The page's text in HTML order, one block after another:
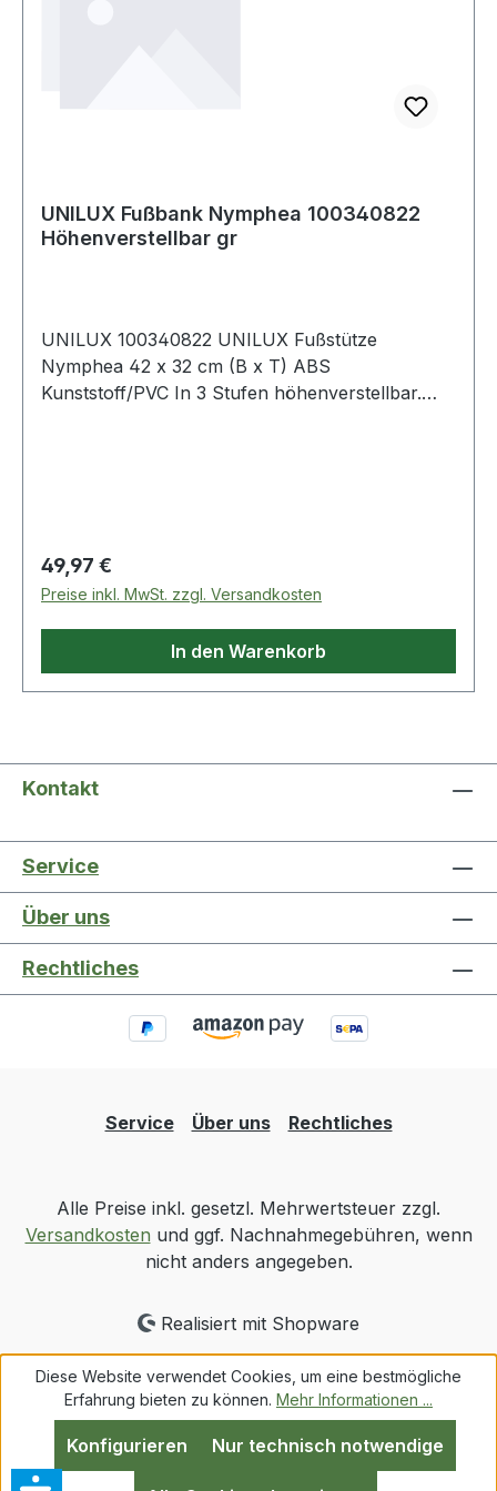
UNILUX Fußbank Nymphea 100340822
Höhenverstellbar gr
UNILUX 100340822 UNILUX Fußstütze
Nymphea 42 x 32 cm (B x T) ABS
Kunststoff/PVC In 3 Stufen höhenverstellbar.
Regulärer Preis:
49,97 €
Preise inkl. MwSt. zzgl. Versandkosten
In den Warenkorb
Kontakt
Service
Über uns
Rechtliches
Service Über uns Rechtliches
Alle Preise inkl. gesetzl. Mehrwertsteuer zzgl.
Versandkosten und ggf. Nachnahmegebühren, wenn
nicht anders angegeben.
Realisiert mit Shopware
Diese Website verwendet Cookies, um eine bestmögliche
Erfahrung bieten zu können. Mehr Informationen ...
Nur technisch notwendige
Konfigurieren